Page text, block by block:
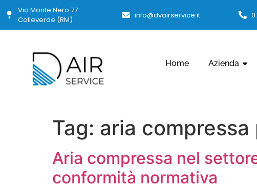
Via Monte Nero 77
Colleverde (RM)
info@dvairservice.it
Home Azienda
Tag: aria
Aria compressa nel
conformità normativa